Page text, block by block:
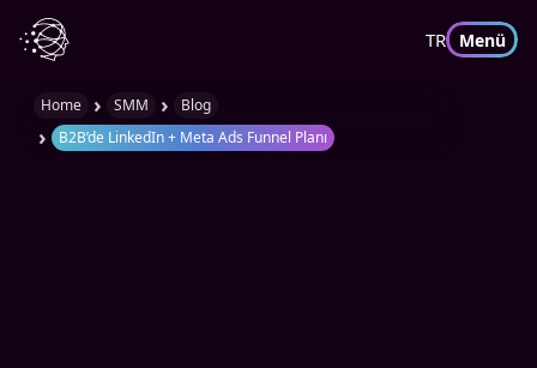
TR Menü
Home › SMM › Blog
› B2B’de LinkedIn + Meta Ads Funnel Planı